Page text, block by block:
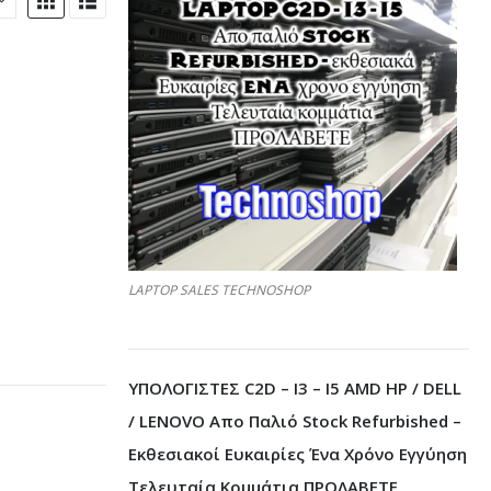
LAPTOP SALES TECHNOSHOP
ΥΠΟΛΟΓΙΣΤΕΣ C2D – I3 – I5 AMD HP / DELL
/ LENOVO Απο Παλιό Stock Refurbished –
Εκθεσιακοί Ευκαιρίες Ένα Χρόνο Εγγύηση
Τελευταία Κομμάτια ΠΡΟΛΑΒΕΤΕ